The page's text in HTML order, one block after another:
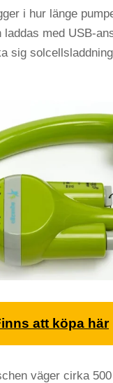
i hur länge
laddas med USB-
sig
att köpa här
väger cirka